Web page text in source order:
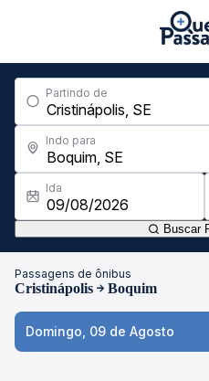
Partindo de
Indo para
Ida
Buscar
Passagens de ônibus
Cristinápolis Boquim
Domingo, 09 de Agosto